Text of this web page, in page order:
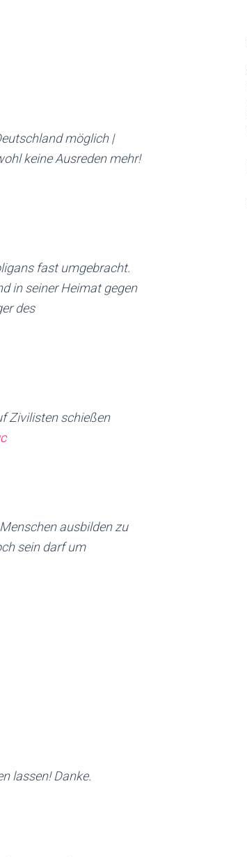
möglich |
keine Ausreden mehr!
fast umgebracht.
in seiner Heimat gegen
des
Zivilisten schießen
ausbilden zu
sein darf um
lassen! Danke.